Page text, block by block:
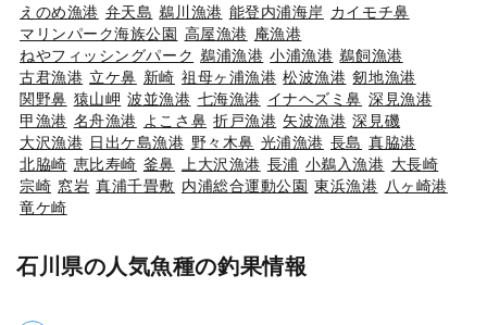
えのめ漁港 弁天島 鵜川漁港 能登内浦海岸 カイモチ鼻
マリンパーク海族公園 高屋漁港 庵漁港
ねやフィッシングパーク 鵜浦漁港 小浦漁港 鵜飼漁港
古君漁港 立ケ鼻 新崎 祖母ヶ浦漁港 松波漁港 剱地漁港
関野鼻 猿山岬 波並漁港 七海漁港 イナヘズミ鼻 深見漁港
甲漁港 名舟漁港 よこさ鼻 折戸漁港 矢波漁港 深見磯
大沢漁港 日出ケ島漁港 野々木鼻 光浦漁港 長島 真脇港
北脇崎 恵比寿崎 釜鼻 上大沢漁港 長浦 小鵜入漁港 大長崎
宗崎 窓岩 真浦千畳敷 内浦総合運動公園 東浜漁港 八ヶ崎港
竜ケ崎
石川県の人気魚種の釣果情報